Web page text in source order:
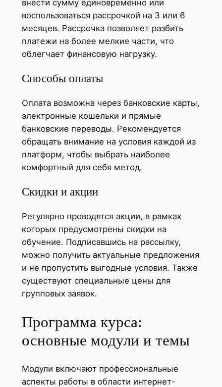
внести сумму единовременно или
воспользоваться рассрочкой на 3 или 6
месяцев. Рассрочка позволяет разбить
платежи на более мелкие части, что
облегчает финансовую нагрузку.
Способы оплаты
Оплата возможна через банковские карты,
электронные кошельки и прямые
банковские переводы. Рекомендуется
обращать внимание на условия каждой из
платформ, чтобы выбрать наиболее
комфортный для себя метод.
Скидки и акции
Регулярно проводятся акции, в рамках
которых предусмотрены скидки на
обучение. Подписавшись на рассылку,
можно получить актуальные предложения
и не пропустить выгодные условия. Также
существуют специальные цены для
групповых заявок.
Программа курса:
основные модули и темы
Модули включают профессиональные
аспекты работы в области интернет-